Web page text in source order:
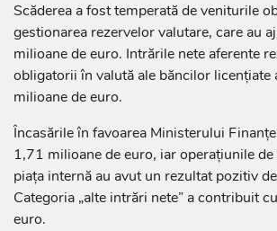
Scăderea a fost temperată de veniturile
gestionarea rezervelor valutare, care au
milioane de euro. Intrările nete aferente
obligatorii în valută ale băncilor licențiate
milioane de euro.
Încasările în favoarea Ministerului
1,71 milioane de euro, iar operațiunile
piața internă au avut un rezultat pozitiv
Categoria „alte intrări nete” a contribuit
euro.